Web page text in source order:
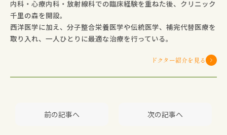
内科・心療内科・放射線科での臨床経験を重ねた後、クリニック
千里の森を開設。
西洋医学に加え、分子整合栄養医学や伝統医学、補完代替医療を
取り入れ、一人ひとりに最適な治療を行っている。
ドクター紹介を見る
前の記事へ 次の記事へ